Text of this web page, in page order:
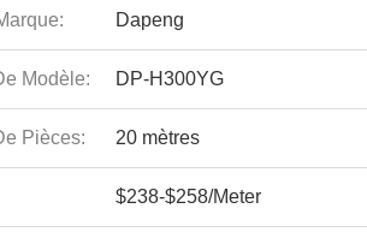
Dapeng
Modèle: DP-H300YG
Pièces: 20 mètres
$238-$258/Meter